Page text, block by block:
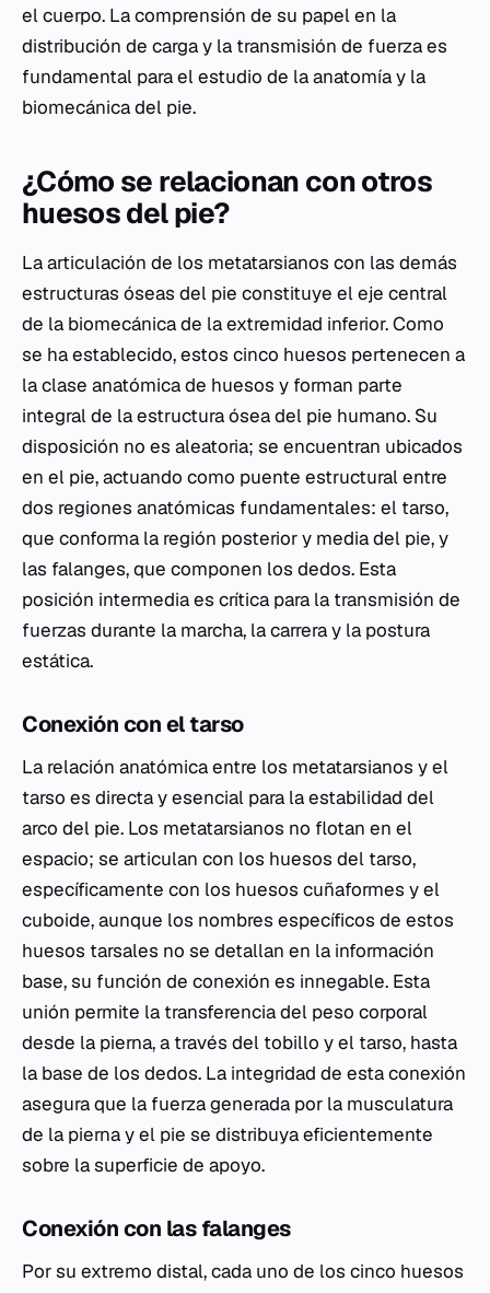
el cuerpo. La comprensión de su papel en la
distribución de carga y la transmisión de fuerza es
fundamental para el estudio de la anatomía y la
biomecánica del pie.
¿Cómo se relacionan con otros
huesos del pie?
La articulación de los metatarsianos con las demás
estructuras óseas del pie constituye el eje central
de la biomecánica de la extremidad inferior. Como
se ha establecido, estos cinco huesos pertenecen a
la clase anatómica de huesos y forman parte
integral de la estructura ósea del pie humano. Su
disposición no es aleatoria; se encuentran ubicados
en el pie, actuando como puente estructural entre
dos regiones anatómicas fundamentales: el tarso,
que conforma la región posterior y media del pie, y
las falanges, que componen los dedos. Esta
posición intermedia es crítica para la transmisión de
fuerzas durante la marcha, la carrera y la postura
estática.
Conexión con el tarso
La relación anatómica entre los metatarsianos y el
tarso es directa y esencial para la estabilidad del
arco del pie. Los metatarsianos no flotan en el
espacio; se articulan con los huesos del tarso,
específicamente con los huesos cuñaformes y el
cuboide, aunque los nombres específicos de estos
huesos tarsales no se detallan en la información
base, su función de conexión es innegable. Esta
unión permite la transferencia del peso corporal
desde la pierna, a través del tobillo y el tarso, hasta
la base de los dedos. La integridad de esta conexión
asegura que la fuerza generada por la musculatura
de la pierna y el pie se distribuya eficientemente
sobre la superficie de apoyo.
Conexión con las falanges
Por su extremo distal, cada uno de los cinco huesos